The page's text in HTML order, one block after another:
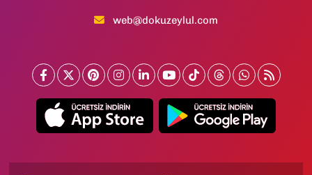
web@dokuzeylul.com